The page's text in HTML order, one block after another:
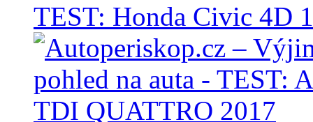
TEST: Honda Civic 4D